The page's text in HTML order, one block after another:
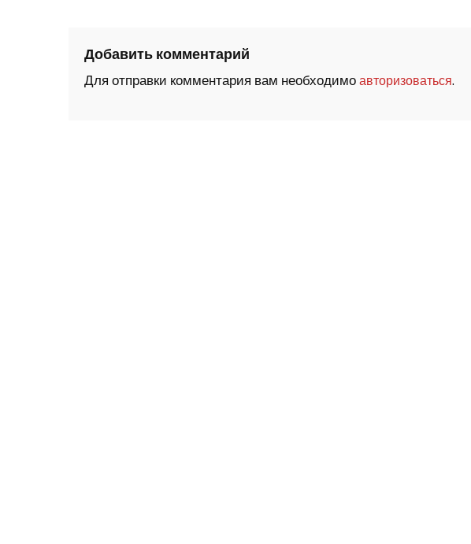
Добавить комментарий
Для отправки комментария вам необходимоавторизоваться.